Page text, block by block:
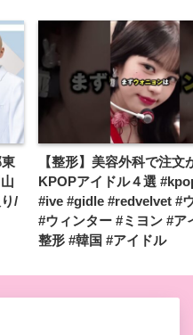
/
【整形】美容外科で注文
KPOPアイドル４選
#ive #gidle #redvelvet #
#ウィンター #ミヨン #ア
整形 #韓国 #アイドル